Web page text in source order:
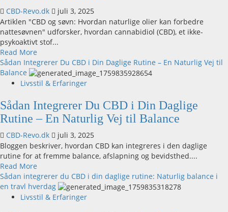
endocannabinoide
system
CBD-Revo.dk
juli 3, 2025
Artiklen "CBD og søvn: Hvordan naturlige olier kan forbedre
nattesøvnen" udforsker, hvordan cannabidiol (CBD), et ikke-
psykoaktivt stof...
Read More
more
about
CBD
søvn:
Hvordan
naturlige
olier
kan
forbedre
Sådan Integrerer Du CBD i Din Daglige Rutine – En Naturlig Vej til
Balance
Livsstil & Erfaringer
Sådan Integrerer Du CBD i Din Daglige
Rutine – En Naturlig Vej til Balance
CBD-Revo.dk
juli 3, 2025
Bloggen beskriver, hvordan CBD kan integreres i den daglige
rutine for at fremme balance, afslapning og bevidsthed....
Read More
more
about
Sådan
Sådan integrerer du CBD i din daglige rutine: Naturlig balance i
en travl hverdag
Livsstil & Erfaringer